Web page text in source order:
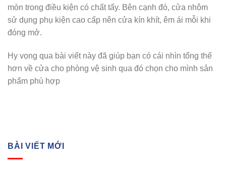
mòn trong điều kiện có chất tẩy. Bên cạnh đó, cửa nhôm
sử dụng phụ kiện cao cấp nên cửa kín khít, êm ái mỗi khi
đóng mở.
Hy vọng qua bài viết này đã giúp bạn có cái nhìn tổng thế
hơn về cửa cho phòng vệ sinh qua đó chọn cho mình sản
phẩm phù hợp
BÀI VIẾT MỚI